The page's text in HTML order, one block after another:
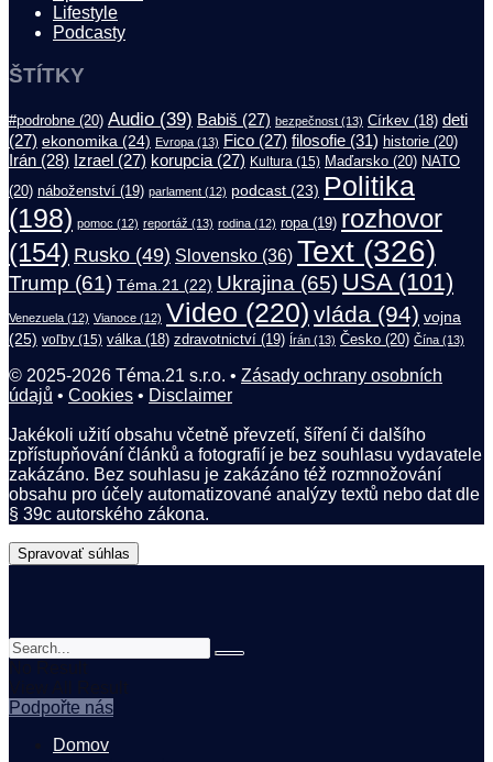
Lifestyle
Podcasty
ŠTÍTKY
#podrobne (20) Audio (39) Babiš (27) bezpečnost (13) Církev (18) deti
(27) ekonomika (24) Evropa (13) Fico (27) filosofie (31) historie (20)
Irán (28) Izrael (27) korupcia (27) Kultura (15) Maďarsko (20) NATO
(20) náboženství (19) parlament (12) podcast (23) Politika
(198) pomoc (12) reportáž (13) rodina (12) ropa (19) rozhovor
(154) Rusko (49) Slovensko (36) Text (326)
Trump (61) Téma.21 (22) Ukrajina (65) USA (101)
Venezuela (12) Vianoce (12) Video (220) vláda (94) vojna
(25) voľby (15) válka (18) zdravotnictví (19) Írán (13) Česko (20) Čína (13)
© 2025-2026 Téma.21 s.r.o. • Zásady ochrany osobních
údajů • Cookies • Disclaimer
Jakékoli užití obsahu včetně převzetí, šíření či dalšího
zpřístupňování článků a fotografií je bez souhlasu vydavatele
zakázáno. Bez souhlasu je zakázáno též rozmnožování
obsahu pro účely automatizované analýzy textů nebo dat dle
§ 39c autorského zákona.
Spravovať súhlas
Podpořte nás
Domov